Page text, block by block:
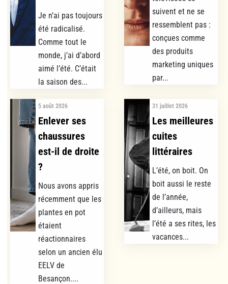
Je n’ai pas toujours
été radicalisé.
Comme tout le
monde, j’ai d’abord
aimé l’été. C’était
la saison des...
suivent et ne se
ressemblent pas :
conçues comme
des produits
marketing uniques
par...
5 août 2026
Enlever ses
chaussures
est-il de droite
?
Nous avons appris
récemment que les
plantes en pot
étaient
réactionnaires
selon un ancien élu
EELV de
Besançon....
31 juillet 2026
Les meilleures
cuites
littéraires
L’été, on boit. On
boit aussi le reste
de l’année,
d’ailleurs, mais
l’été a ses rites, les
vacances...